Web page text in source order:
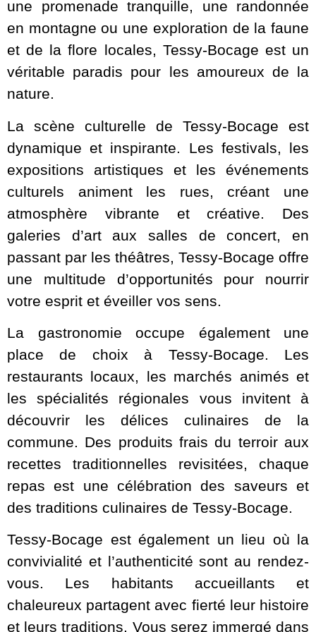
une promenade tranquille, une randonnée
en montagne ou une exploration de la faune
et de la flore locales, Tessy-Bocage est un
véritable paradis pour les amoureux de la
nature.
La scène culturelle de Tessy-Bocage est
dynamique et inspirante. Les festivals, les
expositions artistiques et les événements
culturels animent les rues, créant une
atmosphère vibrante et créative. Des
galeries d’art aux salles de concert, en
passant par les théâtres, Tessy-Bocage offre
une multitude d’opportunités pour nourrir
votre esprit et éveiller vos sens.
La gastronomie occupe également une
place de choix à Tessy-Bocage. Les
restaurants locaux, les marchés animés et
les spécialités régionales vous invitent à
découvrir les délices culinaires de la
commune. Des produits frais du terroir aux
recettes traditionnelles revisitées, chaque
repas est une célébration des saveurs et
des traditions culinaires de Tessy-Bocage.
Tessy-Bocage est également un lieu où la
convivialité et l’authenticité sont au rendez-
vous. Les habitants accueillants et
chaleureux partagent avec fierté leur histoire
et leurs traditions. Vous serez immergé dans